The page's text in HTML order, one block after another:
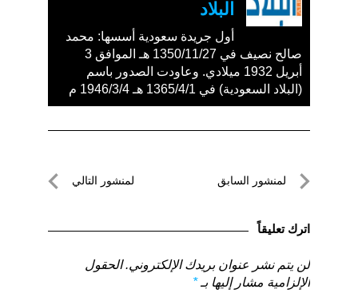
البلاد
أول جريدة سعودية أسسها: محمد
صالح نصيف في 1350/11/27 هـ الموافق 3
أبريل 1932 ميلادي. وعاودت الصدور باسم
(البلاد السعودية) في 1365/4/1 هـ 1946/3/4 م
تصفّحلمنشور السابق
السابق
لمنشور التالي
اترك تعليقاً
لن يتم نشر عنوان بريدك الإلكتروني. الحقول
الإلزامية مشار إليها بـ*